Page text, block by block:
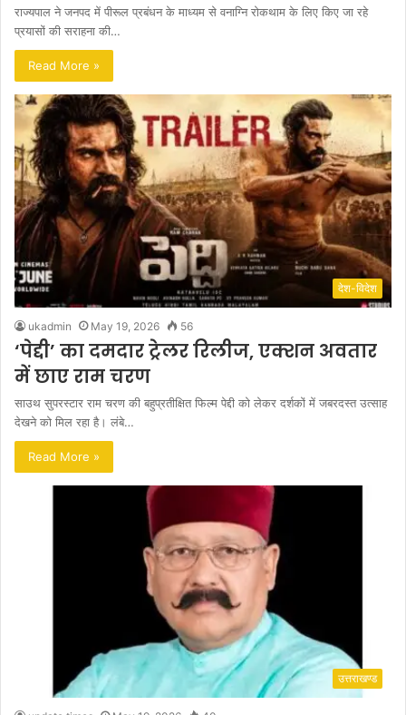
राज्यपाल ने जनपद में पीरूल प्रबंधन के माध्यम से वनाग्नि रोकथाम के लिए किए जा रहे
प्रयासों की सराहना की…
Read More »
देश-विदेश
ukadmin May 19, 2026 56
‘पेद्दी’ का दमदार ट्रेलर रिलीज, एक्शन अवतार
में छाए राम चरण
साउथ सुपरस्टार राम चरण की बहुप्रतीक्षित फिल्म पेद्दी को लेकर दर्शकों में जबरदस्त उत्साह
देखने को मिल रहा है। लंबे…
Read More »
उत्तराखण्ड